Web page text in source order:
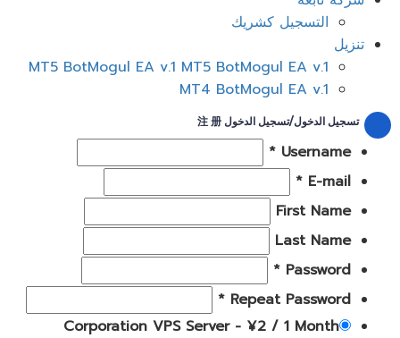
التسجيل كشريك
تنزيل
MT5 BotMogul EA v.1 MT5 BotMogul EA v.1
MT4 BotMogul EA v.1
تسجيل الدخول/تسجيل الدخول 注 册
Username *
E-mail *
First Name
Last Name
Password *
Repeat Password *
Corporation VPS Server- ¥2 / 1 Month